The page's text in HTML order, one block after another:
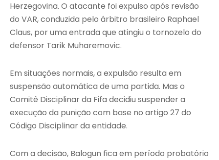
Herzegovina. O atacante foi expulso após revisão
do VAR, conduzida pelo árbitro brasileiro Raphael
Claus, por uma entrada que atingiu o tornozelo do
defensor Tarik Muharemovic.
Em situações normais, a expulsão resulta em
suspensão automática de uma partida. Mas o
Comitê Disciplinar da Fifa decidiu suspender a
execução da punição com base no artigo 27 do
Código Disciplinar da entidade.
Com a decisão, Balogun fica em período probatório